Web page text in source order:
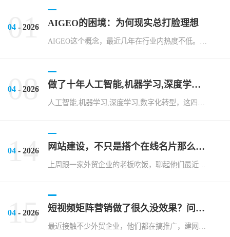
01
04- 2026 AIGEO的困境：为何现实总打脸理想
08
04- 2026 做了十年人工智能,机器学习,深度学习,数字化转型，我总结出这几个真相
人工智能,机器学习,深度学习,数字化转型，这四个词现在聊得热火朝天。说实话，十年前刚接触这些的时候，感觉高深莫测，好像什么都能解决，又好像什么都还不成熟。这些年，我看了不少企业尝试，也踩过不少坑，有些...
14
04- 2026 网站建设，不只是搭个在线名片那么简单
上周跟一家外贸企业的老板吃饭，聊起他们最近搞的网站改版。这哥们儿挺实在，直说花了小一百万，找了个号称“高端团队”来做，结果上线三个月，询盘量比之前还少。问起来，设计师说“我们做了响应式布局，符合很新设...
15
04- 2026 短视频矩阵营销做了很久没效果？问题可能出在这里